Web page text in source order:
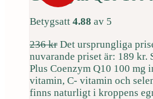
Betygsatt 4.88 av 5
236kr Det ursprungliga
nuvarande priset är: 189 kr.
Plus Coenzym Q10 100 mg
vitamin, C- vitamin och
finns naturligt i kroppens